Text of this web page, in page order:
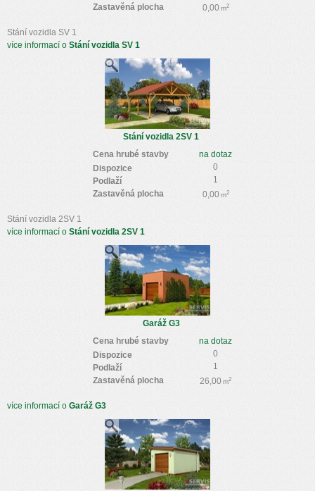
0,00 m2
Zastavěná plocha
Stání vozidla SV 1
více informací o Stání vozidla SV 1
Stání vozidla 2SV 1
na dotaz
Cena hrubé stavby
0
Dispozice
1
Podlaží
0,00 m2
Zastavěná plocha
Stání vozidla 2SV 1
více informací o Stání vozidla 2SV 1
Garáž G3
na dotaz
Cena hrubé stavby
0
Dispozice
1
Podlaží
26,00m2
Zastavěná plocha
více informací o Garáž G3